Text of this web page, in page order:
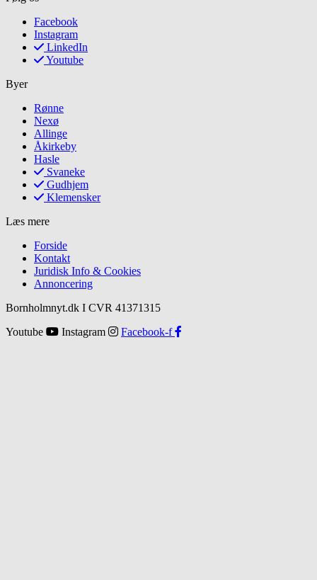
Facebook
Instagram
LinkedIn
Youtube
Byer
Rønne
Nexø
Allinge
Åkirkeby
Hasle
Svaneke
Gudhjem
Klemensker
Læs mere
Forside
Kontakt
Juridisk Info & Cookies​
Annoncering
Bornholmnyt.dk I CVR 41371315
Youtube
Instagram Facebook-f